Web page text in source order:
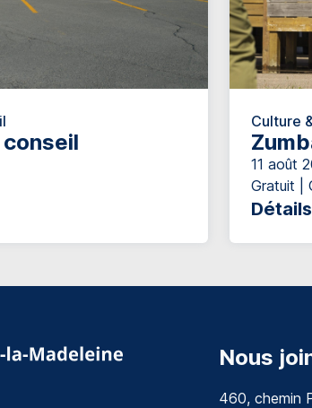
Culture
11 août
Gratuit |
Détails
Nous
460, chemin